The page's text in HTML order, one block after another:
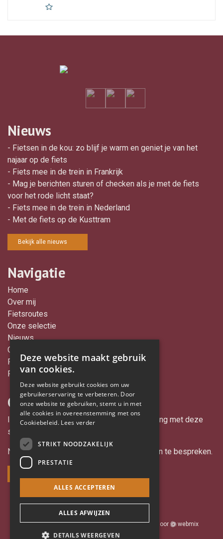
Nieuws
- Fietsen in de kou: zo blijf je warm en geniet je van het
najaar op de fiets
- Fiets mee in de trein in Frankrijk
- Mag je berichten sturen of checken als je met de fiets
voor het rode licht staat?
- Fiets mee in de trein in Nederland
- Met de fiets op de Kusttram
Bekijk alle nieuws
Navigatie
Home
Over mij
Fietsroutes
Onze selectie
Nieuws
Contact
Proclaimer
Privacy & cookies
Contact
Interesse in een advertentie of samenwerking met deze
site?
Neem contact met ons om de mogelijkheden te bespreken.
© 2026 Genietenop2wielen |Maatwerk Website door webmix
Deze website maakt gebruik
van cookies.
Deze website gebruikt cookies om uw
gebruikerservaring te verbeteren. Door
onze website te gebruiken, stemt u in met
alle cookies in overeenstemming met ons
Cookiebeleid. Lees verder
STRIKT NOODZAKELIJK
PRESTATIE
ALLES ACCEPTEREN
ALLES AFWIJZEN
DETAILS WEERGEVEN